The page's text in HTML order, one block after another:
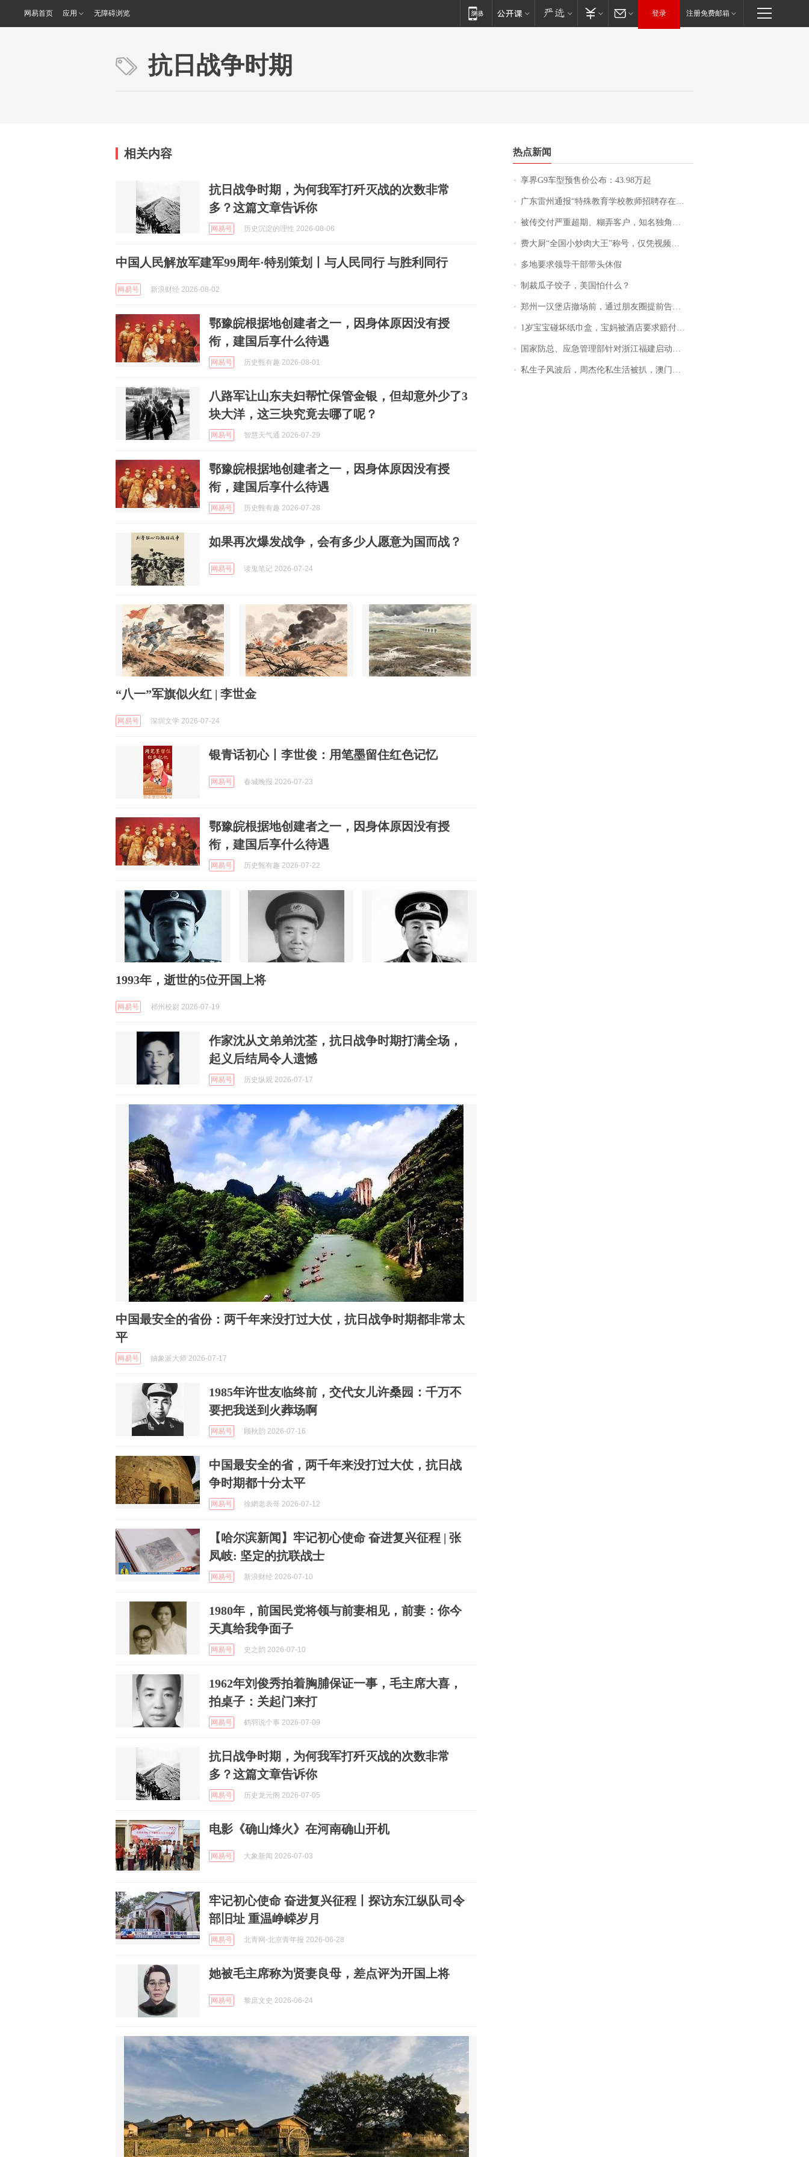
网易首页 应用 无障碍浏览 登录 注册免费邮箱
抗日战争时期
相关内容
抗日战争时期，为何我军打歼灭战的次数非常
多？这篇文章告诉你
网易号 历史沉淀的理性 2026-08-06
中国人民解放军建军99周年·特别策划丨与人民同行 与胜利同行
网易号 新浪财经 2026-08-02
鄂豫皖根据地创建者之一，因身体原因没有授
衔，建国后享什么待遇
网易号 历史甄有趣 2026-08-01
八路军让山东夫妇帮忙保管金银，但却意外少了3
块大洋，这三块究竟去哪了呢？
网易号 智慧天气通 2026-07-29
鄂豫皖根据地创建者之一，因身体原因没有授
衔，建国后享什么待遇
网易号 历史甄有趣 2026-07-28
如果再次爆发战争，会有多少人愿意为国而战？
网易号 读鬼笔记 2026-07-24
“八一”军旗似火红 | 李世金
网易号 深圳文学 2026-07-24
银青话初心丨李世俊：用笔墨留住红色记忆
网易号 春城晚报 2026-07-23
鄂豫皖根据地创建者之一，因身体原因没有授
衔，建国后享什么待遇
网易号 历史甄有趣 2026-07-22
1993年，逝世的5位开国上将
网易号 祁州校尉 2026-07-19
作家沈从文弟弟沈荃，抗日战争时期打满全场，
起义后结局令人遗憾
网易号 历史纵观 2026-07-17
中国最安全的省份：两千年来没打过大仗，抗日战争时期都非常太
平
网易号 抽象派大师 2026-07-17
1985年许世友临终前，交代女儿许桑园：千万不
要把我送到火葬场啊
网易号 顾秋韵 2026-07-16
中国最安全的省，两千年来没打过大仗，抗日战
争时期都十分太平
网易号 徐網老表哥 2026-07-12
【哈尔滨新闻】牢记初心使命 奋进复兴征程 | 张
凤岐: 坚定的抗联战士
网易号 新浪财经 2026-07-10
1980年，前国民党将领与前妻相见，前妻：你今
天真给我争面子
网易号 史之韵 2026-07-10
1962年刘俊秀拍着胸脯保证一事，毛主席大喜，
拍桌子：关起门来打
网易号 鹤羽说个事 2026-07-09
抗日战争时期，为何我军打歼灭战的次数非常
多？这篇文章告诉你
网易号 历史龙元阁 2026-07-05
电影《确山烽火》在河南确山开机
网易号 大象新闻 2026-07-03
牢记初心使命 奋进复兴征程丨探访东江纵队司令
部旧址 重温峥嵘岁月
网易号 北青网-北京青年报 2026-06-28
她被毛主席称为贤妻良母，差点评为开国上将
网易号 黎庶文史 2026-06-24
热点新闻
享界G9车型预售价公布：43.98万起
广东雷州通报“特殊教育学校教师招聘存在违规行为”：已启动问责程序 副校长被停职
被传交付严重超期、糊弄客户，知名独角兽车企创始人回应：都没证据，将依法采取措施，“本人长期与美国交管局保持沟通，对方表示肯定”
费大厨“全国小炒肉大王”称号，仅凭视频评出？中国烹饪协会回应
多地要求领导干部带头休假
制裁瓜子饺子，美国怕什么？
郑州一汉堡店撤场前，通过朋友圈提前告知逐一退费，有顾客仅剩1元也全被退回，分文不少；顾客：言而有信，让人感动
1岁宝宝碰坏纸巾盒，宝妈被酒店要求赔付924元！三亚一酒店回复：骨瓷定制！网友一查价格，吵翻了
国家防总、应急管理部针对浙江福建启动防汛防台风四级应急响应
私生子风波后，周杰伦私生活被扒，澳门输10亿传闻早已经水落石出